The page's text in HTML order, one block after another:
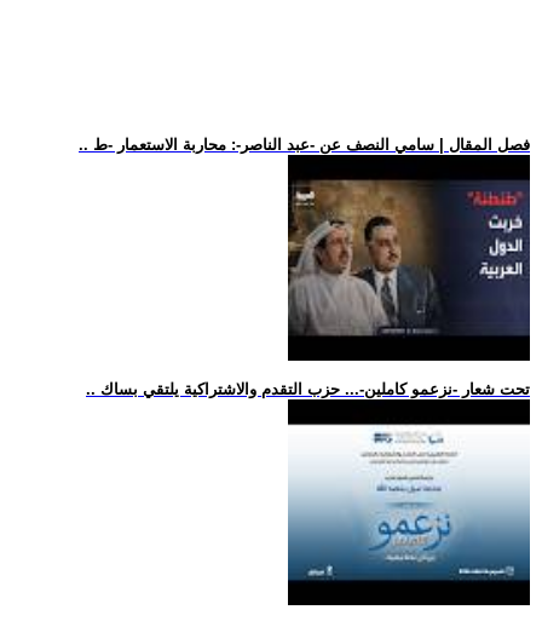
.. فصل المقال | سامي النصف عن -عبد الناصر-: محاربة الاستعمار -ط
.. تحت شعار -نزعمو كاملين-... حزب التقدم والاشتراكية يلتقي بساك